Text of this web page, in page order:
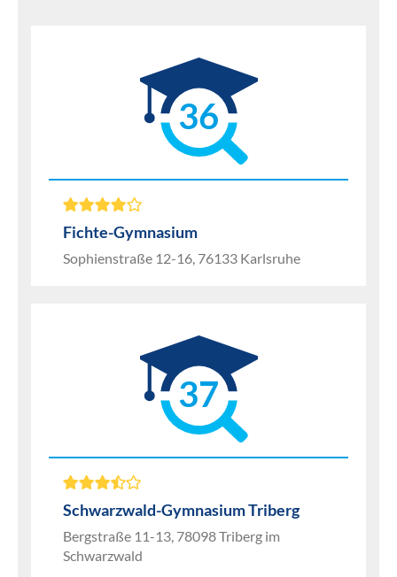
36
Fichte-Gymnasium
Sophienstraße 12-16, 76133 Karlsruhe
37
Schwarzwald-Gymnasium Triberg
Bergstraße 11-13, 78098 Triberg im
Schwarzwald